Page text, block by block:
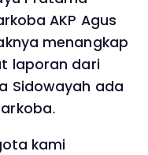
AKP Agus
menangkap
laporan dari
Sidowayah ada
kami